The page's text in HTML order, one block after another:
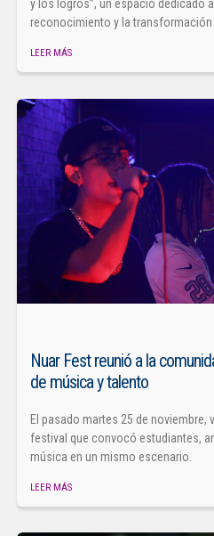
y los logros”, un espacio dedicado
reconocimiento y la transformación
LEER MÁS
Nuar Fest reunió a la
de música y talento
El pasado martes 25 de noviembre,
festival que convocó estudiantes,
música en un mismo escenario.
LEER MÁS